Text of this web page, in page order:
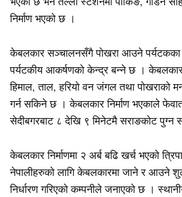
निर्माण भएको छ ।
केबलकार सञ्चालनसँगै पोखरा आउने पर्यटकका
पर्यटकीय आकर्षणको केन्द्र बन्ने छ ।
हिमाल, ताल, हरियो वन जंगल तथा पोखराको
गर्न सकिने छ । केबलकार निर्माण भएकाले
सेदीबगरबाट ८ देखि ९ मिनेटमै सराङकोट पुग्न
केबलकार निर्माणमा २ अर्ब बढि खर्च भएको
नेपालीहरुको लागि केबलकारमा जाने र आउने
निर्धारण गरिएको कम्पनीले जनाएको छ ।